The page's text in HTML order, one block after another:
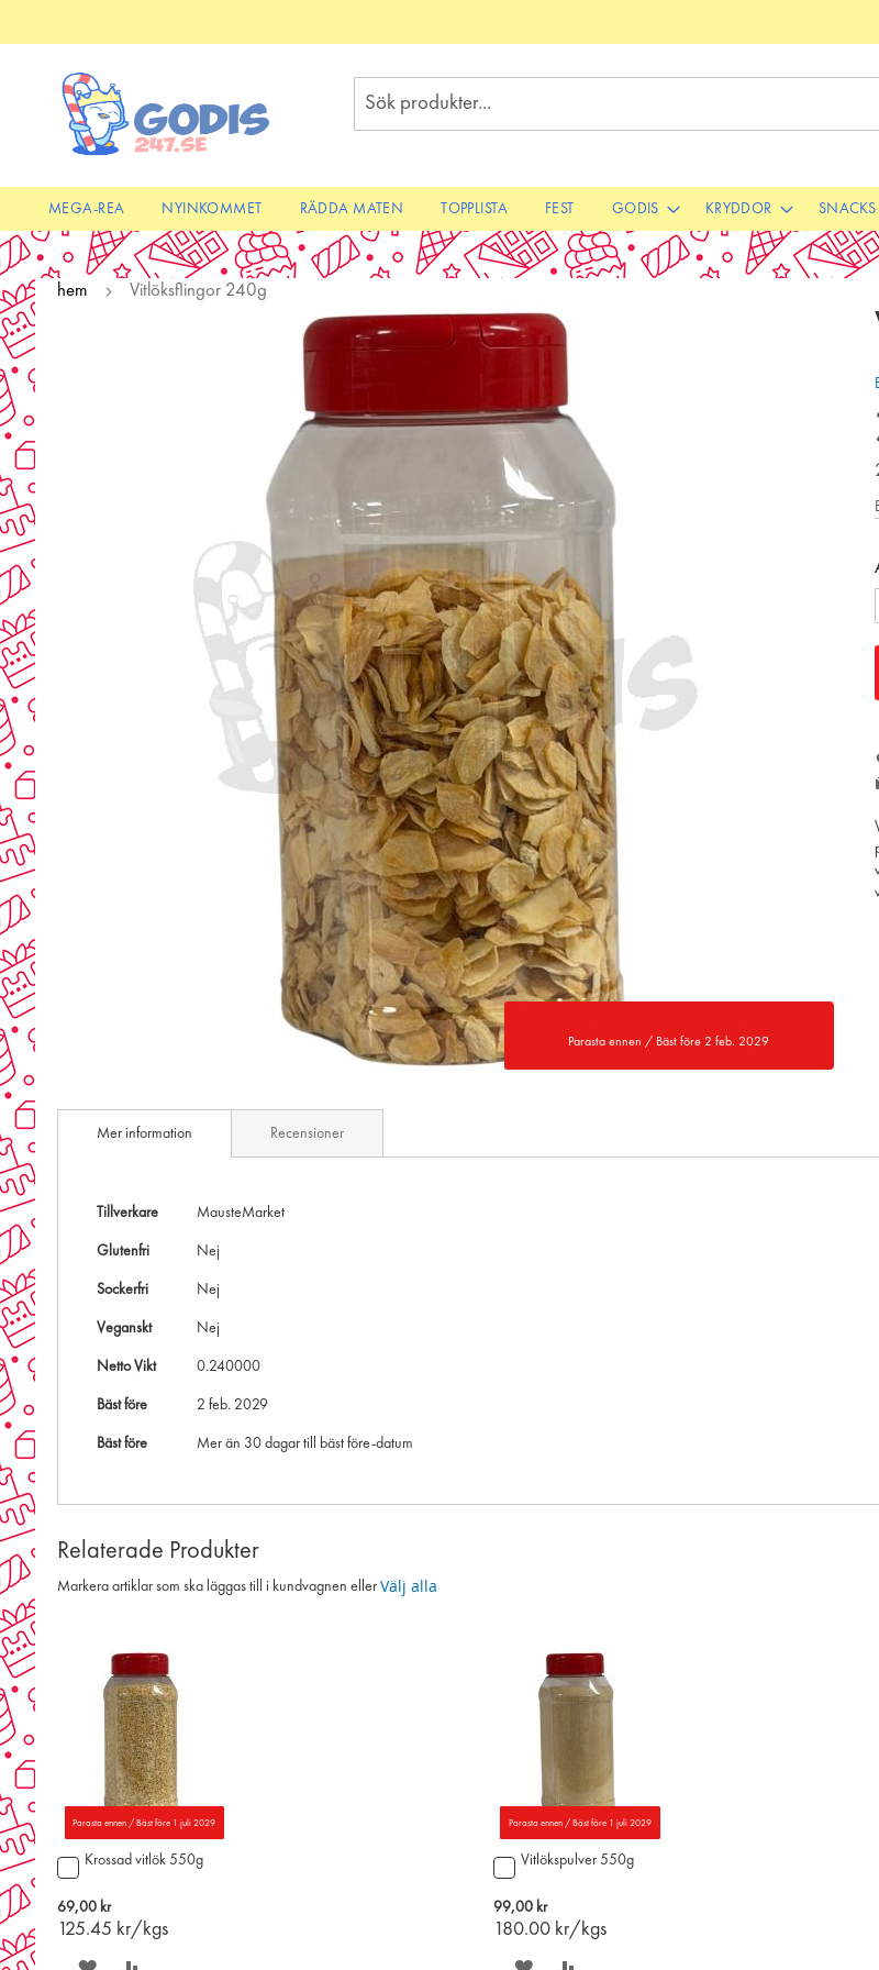
to
MEGA-REA NYINKOMMET RÄDDA MATEN TOPPLISTA FEST GODIS KRYDDOR SNACKS
hem Vitlöksflingor 240g
Parasta ennen / Bäst före 2 feb. 2029
to
Mer information
Mer
Tillverkare MausteMarket
Glutenfri Nej
Sockerfri Nej
Veganskt Nej
Netto Vikt 0.240000
Bäst före 2 feb. 2029
Bäst före Mer än 30 dagar till bäst före-datum
Recensioner
Relaterade Produkter
Markera artiklar som ska läggas till i kundvagnen eller Välj alla
Parasta ennen / Bäst före 1 juli 2029
Krossad vitlök 550g
69,00 kr
125.45 kr/kgs
Lägg
i
varukorgen
SPARA
Parasta ennen / Bäst före 1 juli 2029
Vitlökspulver 550g
99,00 kr
180.00 kr/kgs
Lägg
i
varukorgen
SPARA